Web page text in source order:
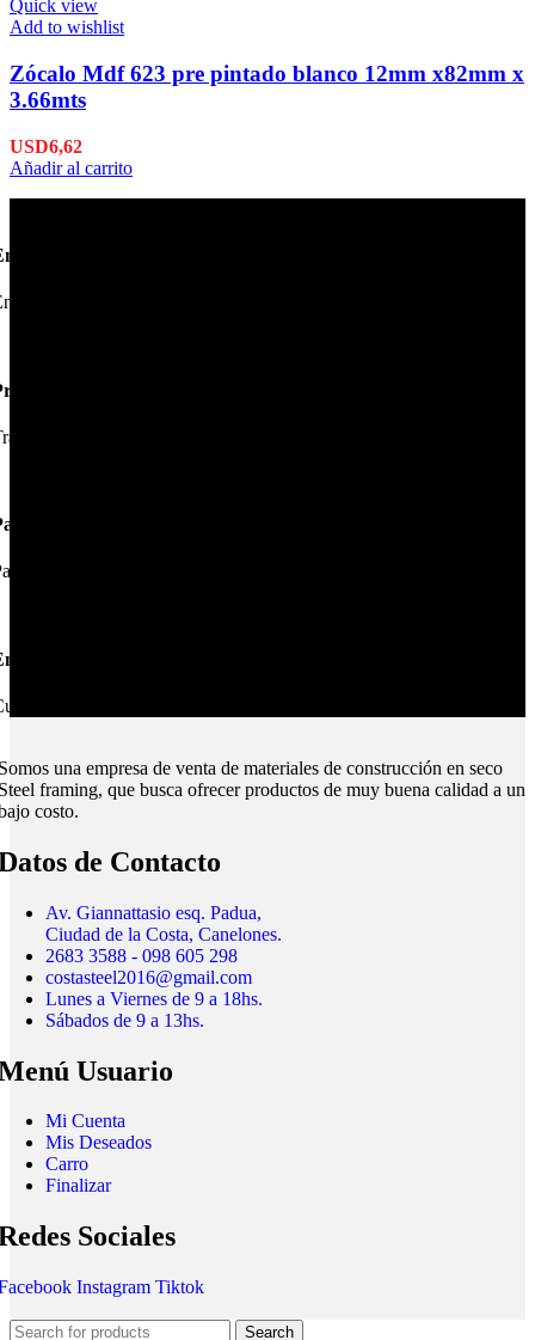
Quick view
Add to wishlist
Zócalo Mdf 623 pre pintado blanco 12mm x82mm x
3.66mts
USD6,62
Añadir al carrito
en 24hs
su pedido en 24hs.
de Calidad
las mejores marcas.
Seguros.
online en nuestra web.
Montevideo e Interior.
todo el país.
una empresa de venta de materiales de construcción en seco
framing, que busca ofrecer productos de muy buena calidad a un
costo.
de Contacto
Av. Giannattasio esq. Padua,
Ciudad de la Costa, Canelones.
2683 3588 - 098 605 298
costasteel2016@gmail.com
Lunes a Viernes de 9 a 18hs.
Sábados de 9 a 13hs.
Usuario
Mi Cuenta
Mis Deseados
Carro
Finalizar
Sociales
Instagram Tiktok
Search